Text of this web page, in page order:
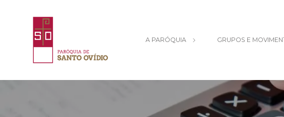
A PARÓQUIA GRUPOS E